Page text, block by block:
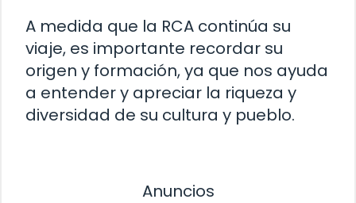
A medida que la RCA continúa su
viaje, es importante recordar su
origen y formación, ya que nos ayuda
a entender y apreciar la riqueza y
diversidad de su cultura y pueblo.
Anuncios